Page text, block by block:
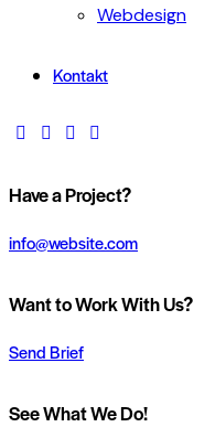
Webdesign
Kontakt
Have a Project?
info@website.com
Want to Work With Us?
Send Brief
See What We Do!